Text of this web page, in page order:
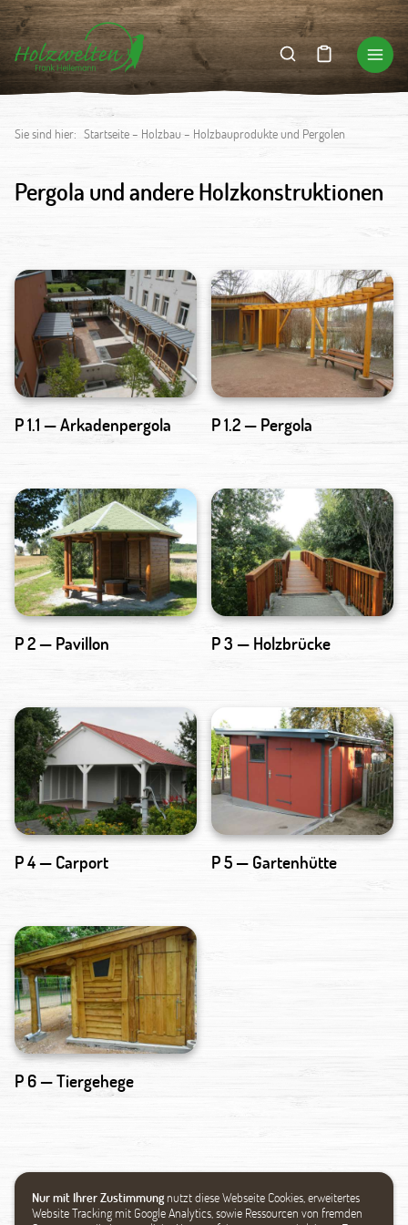
Nur mit Ihrer Zustimmung nutzt diese Webseite Cookies, erweitertes
Website Tracking mit Google Analytics, sowie Ressourcen von fremden
Sie sind hier: Startseite– Holzbau– Holzbauprodukte und Pergolen
Pergola und andere Holzkonstruktionen
P 1.1 — Arkadenpergola P 1.2 — Pergola
P 2 — Pavillon P 3 — Holzbrücke
P 4 — Carport P 5 — Gartenhütte
P 6 — Tiergehege